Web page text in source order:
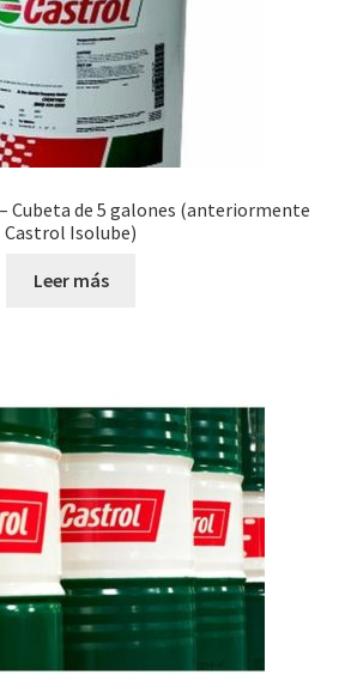
Cubeta de 5 galones (anteriormente
Castrol Isolube)
Leer más